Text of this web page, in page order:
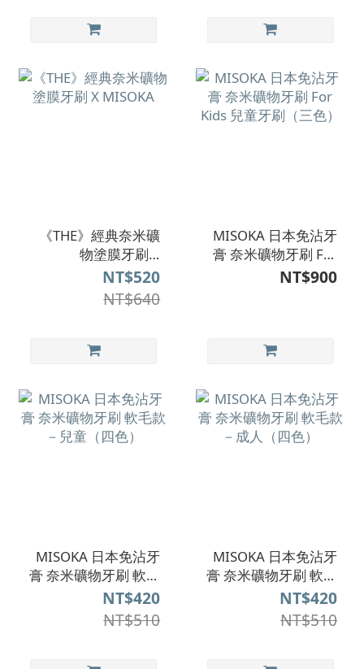
《THE》經典奈米礦
物塗膜牙刷 X
MISOKA
NT$520
NT$640
MISOKA 日本免沾牙
膏 奈米礦物牙刷 For
Kids 兒童牙刷（三
NT$900
MISOKA 日本免沾牙
膏 奈米礦物牙刷 軟毛
款－兒童（四色）
NT$420
NT$510
MISOKA 日本免沾牙
膏 奈米礦物牙刷 軟毛
款－成人（四色）
NT$420
NT$510